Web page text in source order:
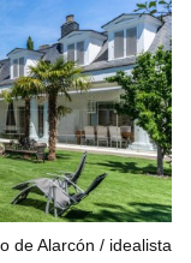
de Alarcón idealista